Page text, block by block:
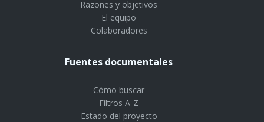
Razones y objetivos
El equipo
Colaboradores
Fuentes documentales
Cómo buscar
Filtros A-Z
Estado del proyecto